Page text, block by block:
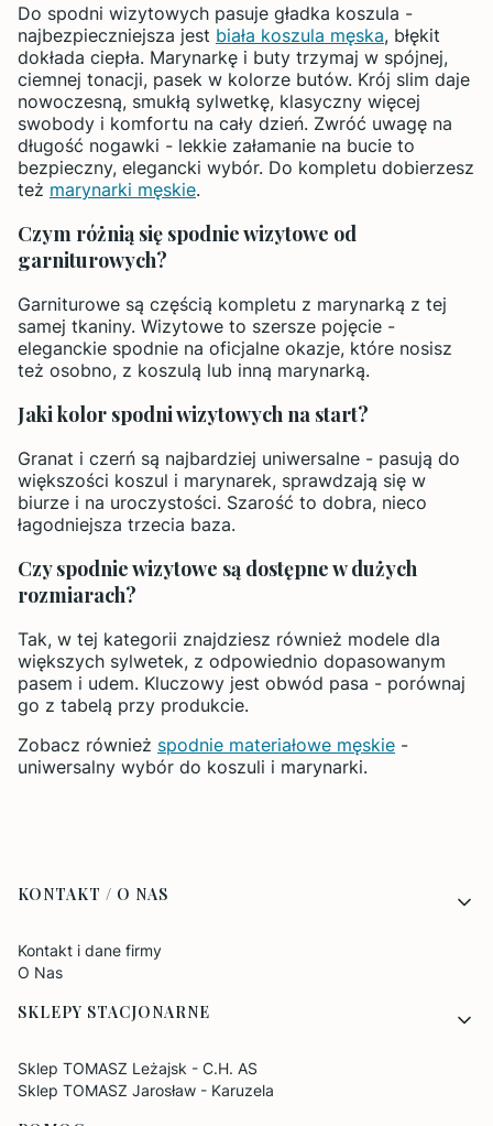
Do spodni wizytowych pasuje gładka koszula -
najbezpieczniejsza jest biała koszula męska, błękit
dokłada ciepła. Marynarkę i buty trzymaj w spójnej,
ciemnej tonacji, pasek w kolorze butów. Krój slim daje
nowoczesną, smukłą sylwetkę, klasyczny więcej
swobody i komfortu na cały dzień. Zwróć uwagę na
długość nogawki - lekkie załamanie na bucie to
bezpieczny, elegancki wybór. Do kompletu dobierzesz
też marynarki męskie.
Czym różnią się spodnie wizytowe od
garniturowych?
Garniturowe są częścią kompletu z marynarką z tej
samej tkaniny. Wizytowe to szersze pojęcie -
eleganckie spodnie na oficjalne okazje, które nosisz
też osobno, z koszulą lub inną marynarką.
Jaki kolor spodni wizytowych na start?
Granat i czerń są najbardziej uniwersalne - pasują do
większości koszul i marynarek, sprawdzają się w
biurze i na uroczystości. Szarość to dobra, nieco
łagodniejsza trzecia baza.
Czy spodnie wizytowe są dostępne w dużych
rozmiarach?
Tak, w tej kategorii znajdziesz również modele dla
większych sylwetek, z odpowiednio dopasowanym
pasem i udem. Kluczowy jest obwód pasa - porównaj
go z tabelą przy produkcie.
Zobacz również spodnie materiałowe męskie -
uniwersalny wybór do koszuli i marynarki.
Linki w stopce
KONTAKT / O NAS
Kontakt i dane firmy
O Nas
SKLEPY STACJONARNE
Sklep TOMASZ Leżajsk - C.H. AS
Sklep TOMASZ Jarosław - Karuzela